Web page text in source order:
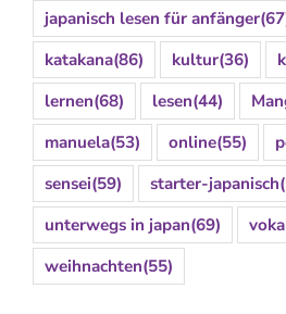
japanisch lesen für anfänger
katakana(86) kultur(36)
lernen(68) lesen(44)
manuela(53) online(55)
sensei(59) starter-japanisch
unterwegs in japan(69)
weihnachten(55)